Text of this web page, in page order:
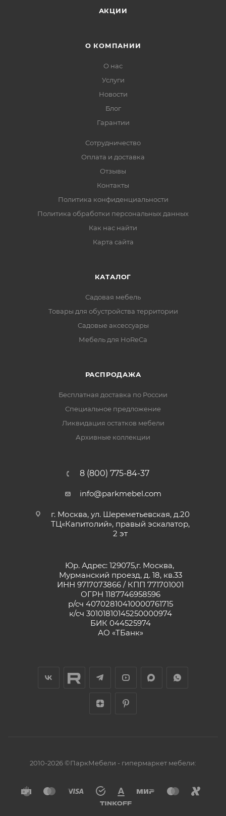
АКЦИИ
О КОМПАНИИ
О нас
Услуги
Новости
Блог
Гарантии
Сотрудничество
Оплата и доставка
Отзывы
Контакты
Политика конфиденциальности
Политика обработки персональных данных
Как нас найти
Карта сайта
КАТАЛОГ
Садовая мебель
Товары для обустройства территории
Садовые аксессуары
Мебель для HoReCa
РАСПРОДАЖА
Бесплатная доставка по России
Специальное предложение
Ликвидация остатков мебели
Архивные коллекции
8 (800) 775-84-37
info@parkmebel.com
г. Москва, ул. Шереметьевская, д.20
ТЦ«Капитолий», правый эскалатор,
2 эт
Юр. Адрес: 129075,г. Москва,
Мурманский проезд, д. 18, кв.33
ИНН 9717073866 / КПП 771701001
ОГРН 1187746958596
р/сч 40702810410000761715
к/сч 30101810145250000974
БИК 044525974
АО «ТБанк»
2010-2026 ©ПаркМебели - гипермаркет мебели: